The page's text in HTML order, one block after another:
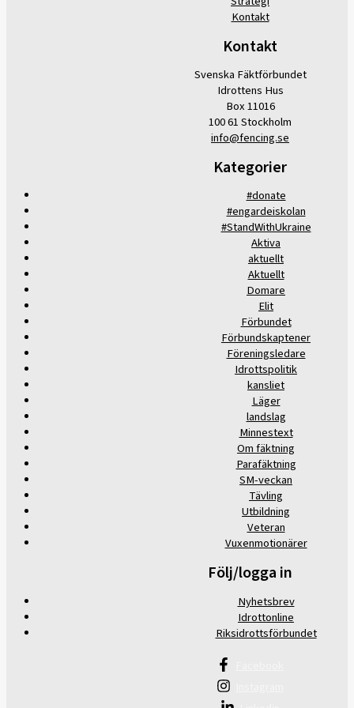
Kontakt
Kontakt
Svenska Fäktförbundet
Idrottens Hus
Box 11016
100 61 Stockholm
info@fencing.se
Kategorier
#donate
#engardeiskolan
#StandWithUkraine
Aktiva
aktuellt
Aktuellt
Domare
Elit
Förbundet
Förbundskaptener
Föreningsledare
Idrottspolitik
kansliet
Läger
landslag
Minnestext
Om fäktning
Parafäktning
SM-veckan
Tävling
Utbildning
Veteran
Vuxenmotionärer
Följ/logga in
Nyhetsbrev
Idrottonline
Riksidrottsförbundet